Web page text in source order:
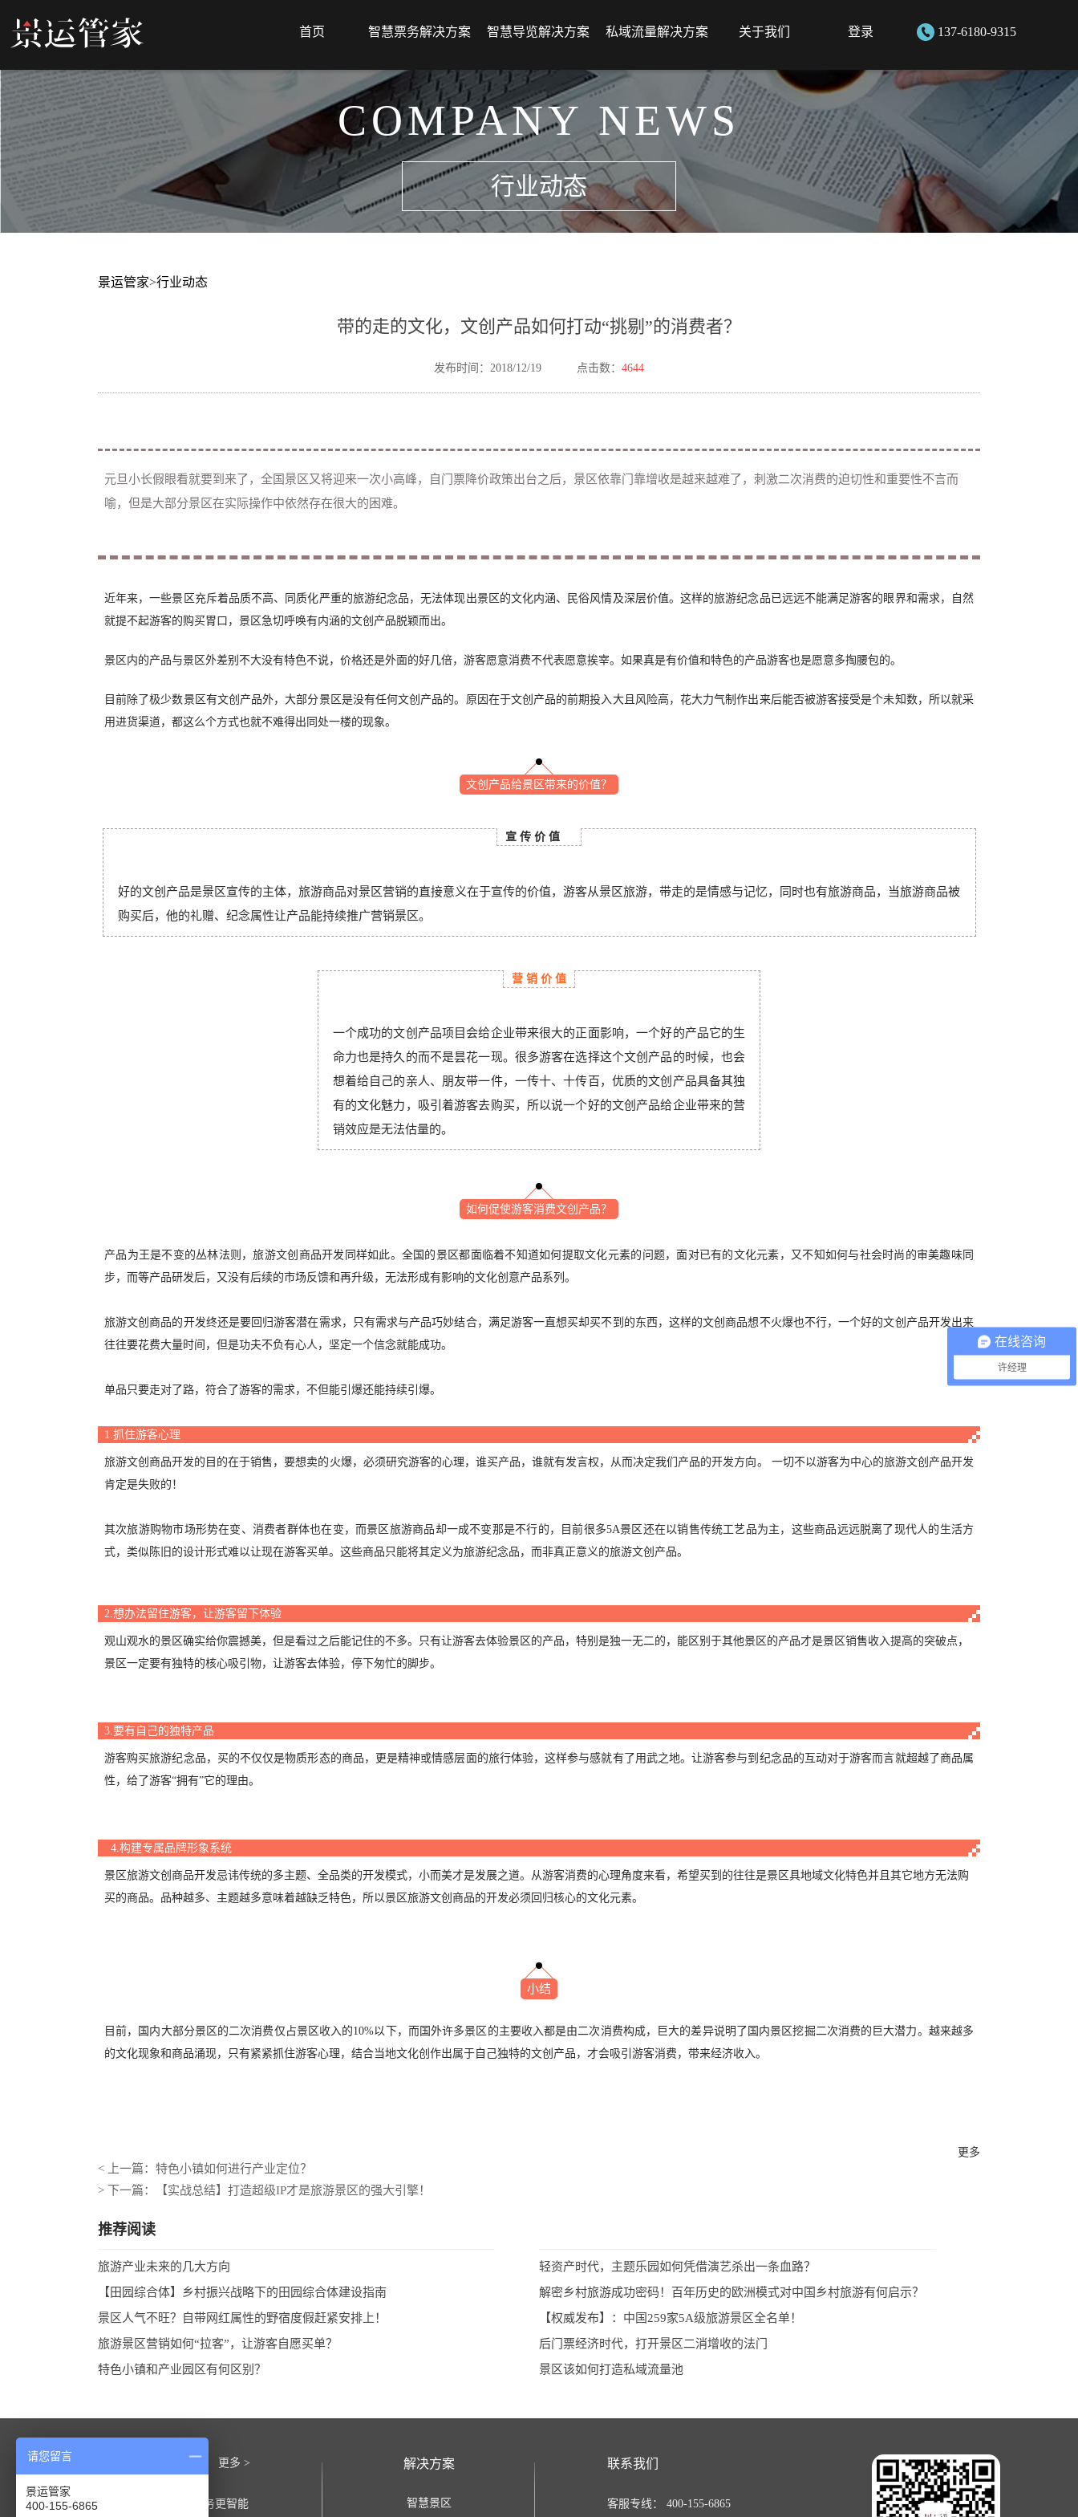
首页 智慧票务解决方案 智慧导览解决方案 私域流量解决方案 关于我们 登录 137-6180-9315
COMPANY NEWS
行业动态
景运管家>行业动态
带的走的文化，文创产品如何打动“挑剔”的消费者？
发布时间：2018/12/19 点击数： 4644
元旦小长假眼看就要到来了，全国景区又将迎来一次小高峰，自门票降价政策出台之后，景区依靠门靠增收是越来越难了，刺激二次消费的迫切性和重要性不言而
喻，但是大部分景区在实际操作中依然存在很大的困难。
近年来，一些景区充斥着品质不高、同质化严重的旅游纪念品，无法体现出景区的文化内涵、民俗风情及深层价值。这样的旅游纪念品已远远不能满足游客的眼界和需求，自然
就提不起游客的购买胃口，景区急切呼唤有内涵的文创产品脱颖而出。
景区内的产品与景区外差别不大没有特色不说，价格还是外面的好几倍，游客愿意消费不代表愿意挨宰。如果真是有价值和特色的产品游客也是愿意多掏腰包的。
目前除了极少数景区有文创产品外，大部分景区是没有任何文创产品的。原因在于文创产品的前期投入大且风险高，花大力气制作出来后能否被游客接受是个未知数，所以就采
用进货渠道，都这么个方式也就不难得出同处一楼的现象。
文创产品给景区带来的价值？
宣 传 价 值
好的文创产品是景区宣传的主体，旅游商品对景区营销的直接意义在于宣传的价值，游客从景区旅游，带走的是情感与记忆，同时也有旅游商品，当旅游商品被
购买后，他的礼赠、纪念属性让产品能持续推广营销景区。
营 销 价 值
一个成功的文创产品项目会给企业带来很大的正面影响，一个好的产品它的生
命力也是持久的而不是昙花一现。很多游客在选择这个文创产品的时候，也会
想着给自己的亲人、朋友带一件，一传十、十传百，优质的文创产品具备其独
有的文化魅力，吸引着游客去购买，所以说一个好的文创产品给企业带来的营
销效应是无法估量的。
如何促使游客消费文创产品？
产品为王是不变的丛林法则，旅游文创商品开发同样如此。全国的景区都面临着不知道如何提取文化元素的问题，面对已有的文化元素，又不知如何与社会时尚的审美趣味同
步，而等产品研发后，又没有后续的市场反馈和再升级，无法形成有影响的文化创意产品系列。
旅游文创商品的开发终还是要回归游客潜在需求，只有需求与产品巧妙结合，满足游客一直想买却买不到的东西，这样的文创商品想不火爆也不行，一个好的文创产品开发出来
往往要花费大量时间，但是功夫不负有心人，坚定一个信念就能成功。
单品只要走对了路，符合了游客的需求，不但能引爆还能持续引爆。
1.抓住游客心理
旅游文创商品开发的目的在于销售，要想卖的火爆，必须研究游客的心理，谁买产品，谁就有发言权，从而决定我们产品的开发方向。 一切不以游客为中心的旅游文创产品开发
肯定是失败的！
其次旅游购物市场形势在变、消费者群体也在变，而景区旅游商品却一成不变那是不行的，目前很多5A景区还在以销售传统工艺品为主，这些商品远远脱离了现代人的生活方
式，类似陈旧的设计形式难以让现在游客买单。这些商品只能将其定义为旅游纪念品，而非真正意义的旅游文创产品。
2.想办法留住游客，让游客留下体验
观山观水的景区确实给你震撼美，但是看过之后能记住的不多。只有让游客去体验景区的产品，特别是独一无二的，能区别于其他景区的产品才是景区销售收入提高的突破点，
景区一定要有独特的核心吸引物，让游客去体验，停下匆忙的脚步。
3.要有自己的独特产品
游客购买旅游纪念品，买的不仅仅是物质形态的商品，更是精神或情感层面的旅行体验，这样参与感就有了用武之地。让游客参与到纪念品的互动对于游客而言就超越了商品属
性，给了游客“拥有”它的理由。
4.构建专属品牌形象系统
景区旅游文创商品开发忌讳传统的多主题、全品类的开发模式，小而美才是发展之道。从游客消费的心理角度来看，希望买到的往往是景区具地域文化特色并且其它地方无法购
买的商品。品种越多、主题越多意味着越缺乏特色，所以景区旅游文创商品的开发必须回归核心的文化元素。
小结
目前，国内大部分景区的二次消费仅占景区收入的10%以下，而国外许多景区的主要收入都是由二次消费构成，巨大的差异说明了国内景区挖掘二次消费的巨大潜力。越来越多
的文化现象和商品涌现，只有紧紧抓住游客心理，结合当地文化创作出属于自己独特的文创产品，才会吸引游客消费，带来经济收入。
更多
< 上一篇：特色小镇如何进行产业定位？
> 下一篇：【实战总结】打造超级IP才是旅游景区的强大引擎！
推荐阅读
旅游产业未来的几大方向
【田园综合体】乡村振兴战略下的田园综合体建设指南
景区人气不旺？自带网红属性的野宿度假赶紧安排上！
旅游景区营销如何“拉客”，让游客自愿买单？
特色小镇和产业园区有何区别？
轻资产时代，主题乐园如何凭借演艺杀出一条血路？
解密乡村旅游成功密码！百年历史的欧洲模式对中国乡村旅游有何启示？
【权威发布】：中国259家5A级旅游景区全名单！
后门票经济时代，打开景区二消增收的法门
景区该如何打造私域流量池
行业动态 更多 >
景运管家智慧导览：让景区服务更智能
解决方案
智慧景区
联系我们
客服专线： 400-155-6865
在线咨询
许经理
请您留言
景运管家
400-155-6865